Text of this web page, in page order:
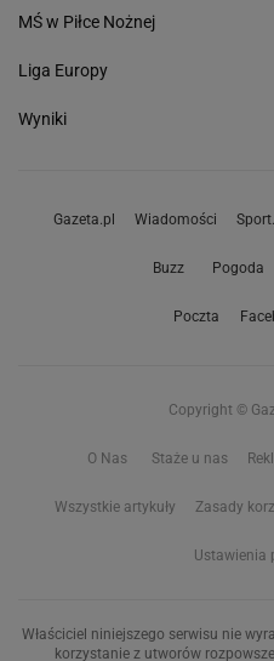
MŚ w Piłce Nożnej
Liga Europy
Wyniki
Gazeta.pl Wiadomości
Buzz Pogoda
Poczta
Copyright ©
O Nas Staże u nas
Wszystkie artykuły Zasady
Ustawienia
Właściciel niniejszego serwisu nie
korzystanie z utworów